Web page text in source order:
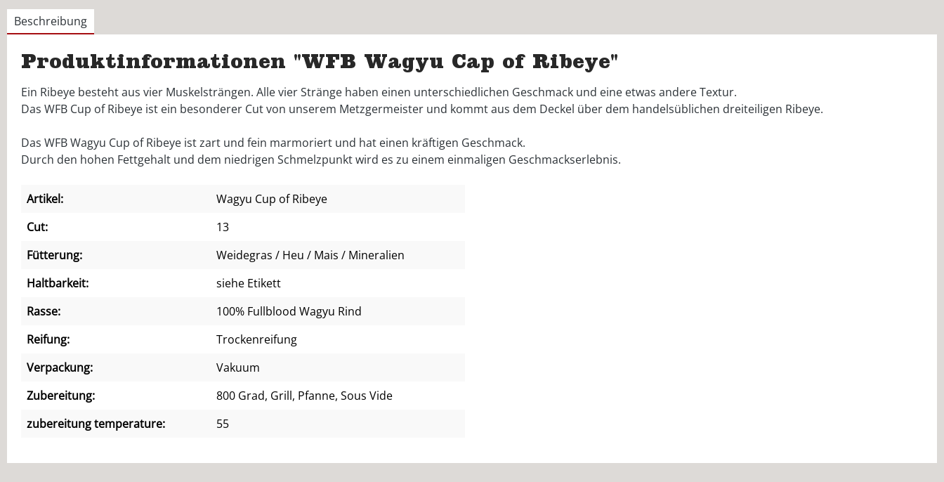
Beschreibung
Produktinformationen "WFB Wagyu Cap of Ribeye"
Ein Ribeye besteht aus vier Muskelsträngen. Alle vier Stränge haben einen unterschiedlichen Geschmack und eine etwas andere Textur.
Das WFB Cup of Ribeye ist ein besonderer Cut von unserem Metzgermeister und kommt aus dem Deckel über dem handelsüblichen dreiteiligen Ribeye.
Das WFB Wagyu Cup of Ribeye ist zart und fein marmoriert und hat einen kräftigen Geschmack.
Durch den hohen Fettgehalt und dem niedrigen Schmelzpunkt wird es zu einem einmaligen Geschmackserlebnis.
Artikel:
Wagyu Cup of Ribeye
Cut:
13
Fütterung:
Weidegras / Heu / Mais / Mineralien
Haltbarkeit:
siehe Etikett
Rasse:
100% Fullblood Wagyu Rind
Reifung:
Trockenreifung
Verpackung:
Vakuum
Zubereitung:
800 Grad, Grill, Pfanne, Sous Vide
zubereitung temperature:
55